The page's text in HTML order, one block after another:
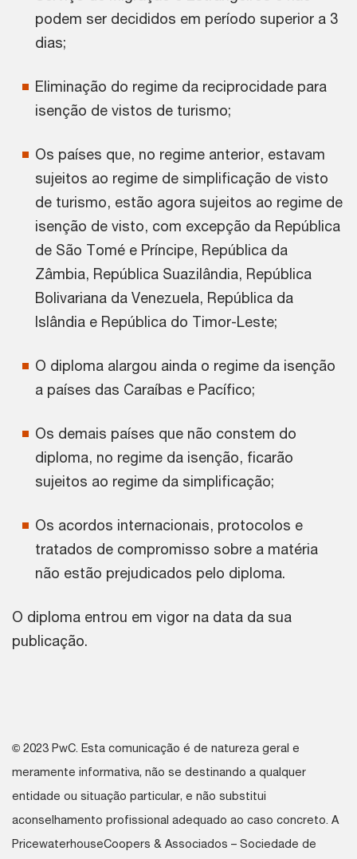
podem ser decididos em período superior a 3
dias;
Eliminação do regime da reciprocidade para
isenção de vistos de turismo;
Os países que, no regime anterior, estavam
sujeitos ao regime de simplificação de visto
de turismo, estão agora sujeitos ao regime de
isenção de visto, com excepção da República
de São Tomé e Príncipe, República da
Zâmbia, República Suazilândia, República
Bolivariana da Venezuela, República da
Islândia e República do Timor-Leste;
O diploma alargou ainda o regime da isenção
a países das Caraíbas e Pacífico;
Os demais países que não constem do
diploma, no regime da isenção, ficarão
sujeitos ao regime da simplificação;
Os acordos internacionais, protocolos e
tratados de compromisso sobre a matéria
não estão prejudicados pelo diploma.
O diploma entrou em vigor na data da sua
publicação.
© 2023 PwC. Esta comunicação é de natureza geral e
meramente informativa, não se destinando a qualquer
entidade ou situação particular, e não substitui
aconselhamento profissional adequado ao caso concreto. A
PricewaterhouseCoopers & Associados – Sociedade de